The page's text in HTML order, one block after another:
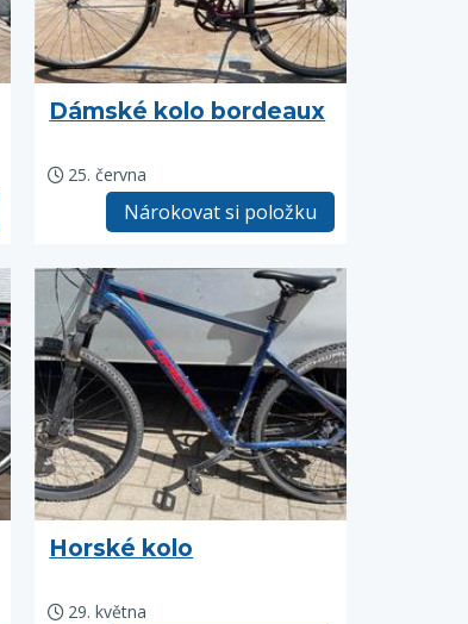
Dámské kolo bordeaux
25. června
Nárokovat si položku
Horské kolo
29. května